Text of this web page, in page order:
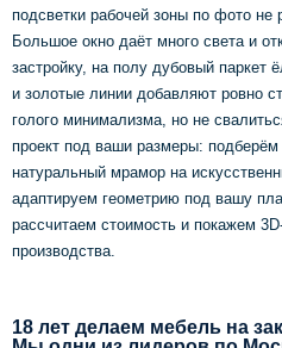
подсветки рабочей зоны по фото не
Большое окно даёт много света и
застройку, на полу дубовый паркет
и золотые линии добавляют ровно
голого минимализма, но не
проект под ваши размеры: подберём
натуральный мрамор на
адаптируем геометрию под вашу
рассчитаем стоимость и покажем
производства.
18 лет делаем мебель на